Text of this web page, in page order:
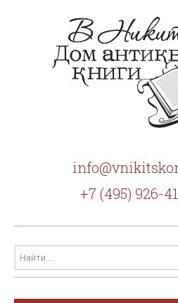
+7 (495) 926-